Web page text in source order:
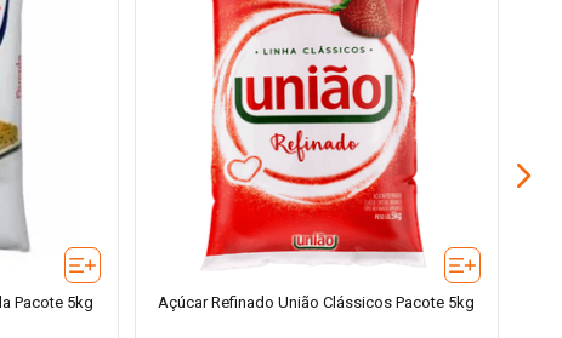
Pacote 5kg Açúcar Refinado União Clássicos Pacote 5kg